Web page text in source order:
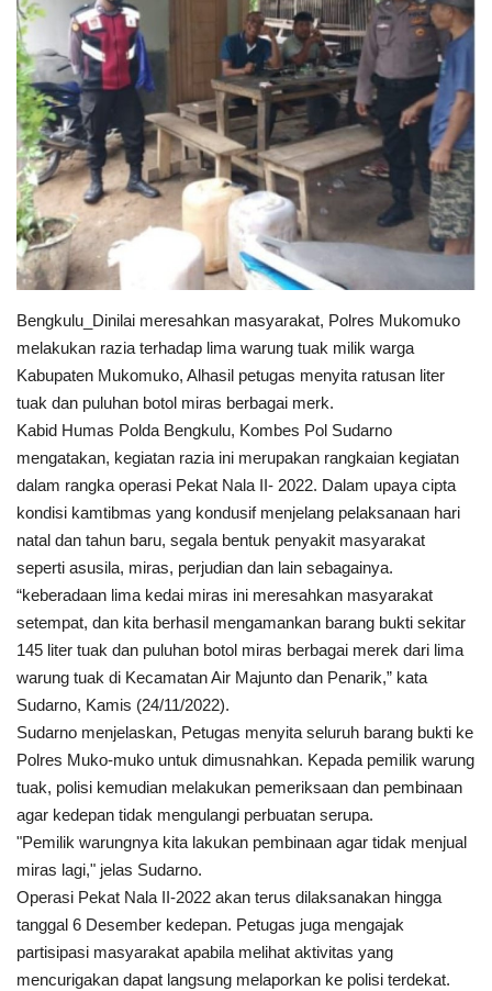
Keamanan
Kejahatan
Cybers Event
UMKM & Ekonomi Kreatif
Pekerja Migran Indonesia
Ekonomi
Pendidikan
Informasi Journalism
Olahraga
Kesehatan
Layanan Publik
Perempuan/Anak
Bengkulu_Dinilai meresahkan masyarakat, Polres Mukomuko
melakukan razia terhadap lima warung tuak milik warga
Kabupaten Mukomuko, Alhasil petugas menyita ratusan liter
tuak dan puluhan botol miras berbagai merk.
Kabid Humas Polda Bengkulu, Kombes Pol Sudarno
mengatakan, kegiatan razia ini merupakan rangkaian kegiatan
dalam rangka operasi Pekat Nala II- 2022. Dalam upaya cipta
kondisi kamtibmas yang kondusif menjelang pelaksanaan hari
natal dan tahun baru, segala bentuk penyakit masyarakat
seperti asusila, miras, perjudian dan lain sebagainya.
“keberadaan lima kedai miras ini meresahkan masyarakat
setempat, dan kita berhasil mengamankan barang bukti sekitar
145 liter tuak dan puluhan botol miras berbagai merek dari lima
warung tuak di Kecamatan Air Majunto dan Penarik,” kata
Sudarno, Kamis (24/11/2022).
Sudarno menjelaskan, Petugas menyita seluruh barang bukti ke
Polres Muko-muko untuk dimusnahkan. Kepada pemilik warung
tuak, polisi kemudian melakukan pemeriksaan dan pembinaan
agar kedepan tidak mengulangi perbuatan serupa.
"Pemilik warungnya kita lakukan pembinaan agar tidak menjual
miras lagi," jelas Sudarno.
Operasi Pekat Nala II-2022 akan terus dilaksanakan hingga
tanggal 6 Desember kedepan. Petugas juga mengajak
partisipasi masyarakat apabila melihat aktivitas yang
mencurigakan dapat langsung melaporkan ke polisi terdekat.